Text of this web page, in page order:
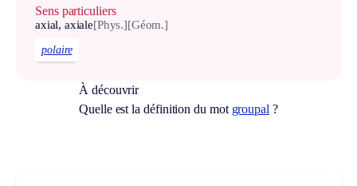
Sens particuliers
axial, axiale[Phys.][Géom.]
polaire
À découvrir
Quelle est la définition du mot groupal ?